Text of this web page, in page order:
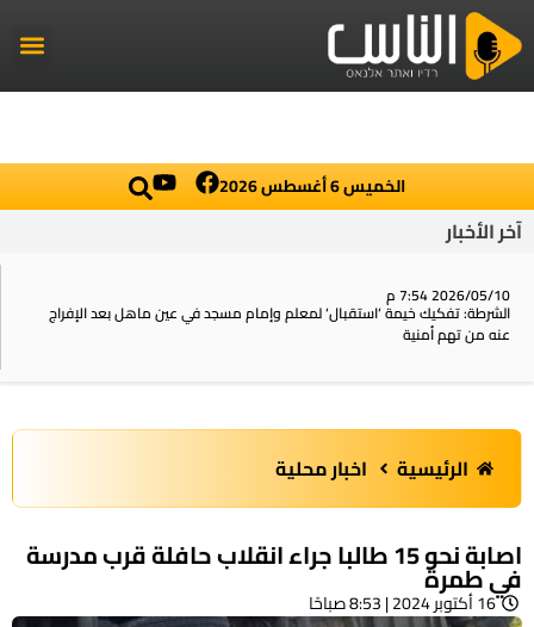
الخميس 6 أغسطس 2026
آخر الأخبار
2026/05/10 7:54 م
الشرطة: تفكيك خيمة ‘استقبال‘ لمعلم وإمام مسجد في عين ماهل بعد الإفراج
عنه من تهم أمنية
الرئيسية اخبار محلية
اصابة نحو 15 طالبا جراء انقلاب حافلة قرب مدرسة
في طمرة
16 أكتوبر 2024 | 8:53 صباحًا